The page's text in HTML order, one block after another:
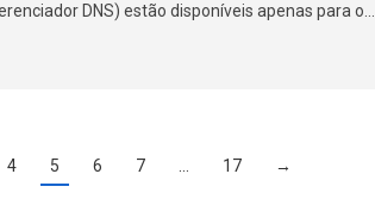
DNS) estão disponíveis apenas para o…
4 5 6 7 17 →